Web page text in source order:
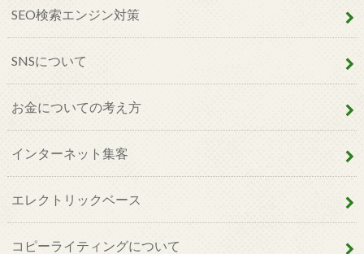
SEO検索エンジン対策
SNSについて
お金についての考え方
インターネット集客
エレクトリックベース
コピーライティングについて